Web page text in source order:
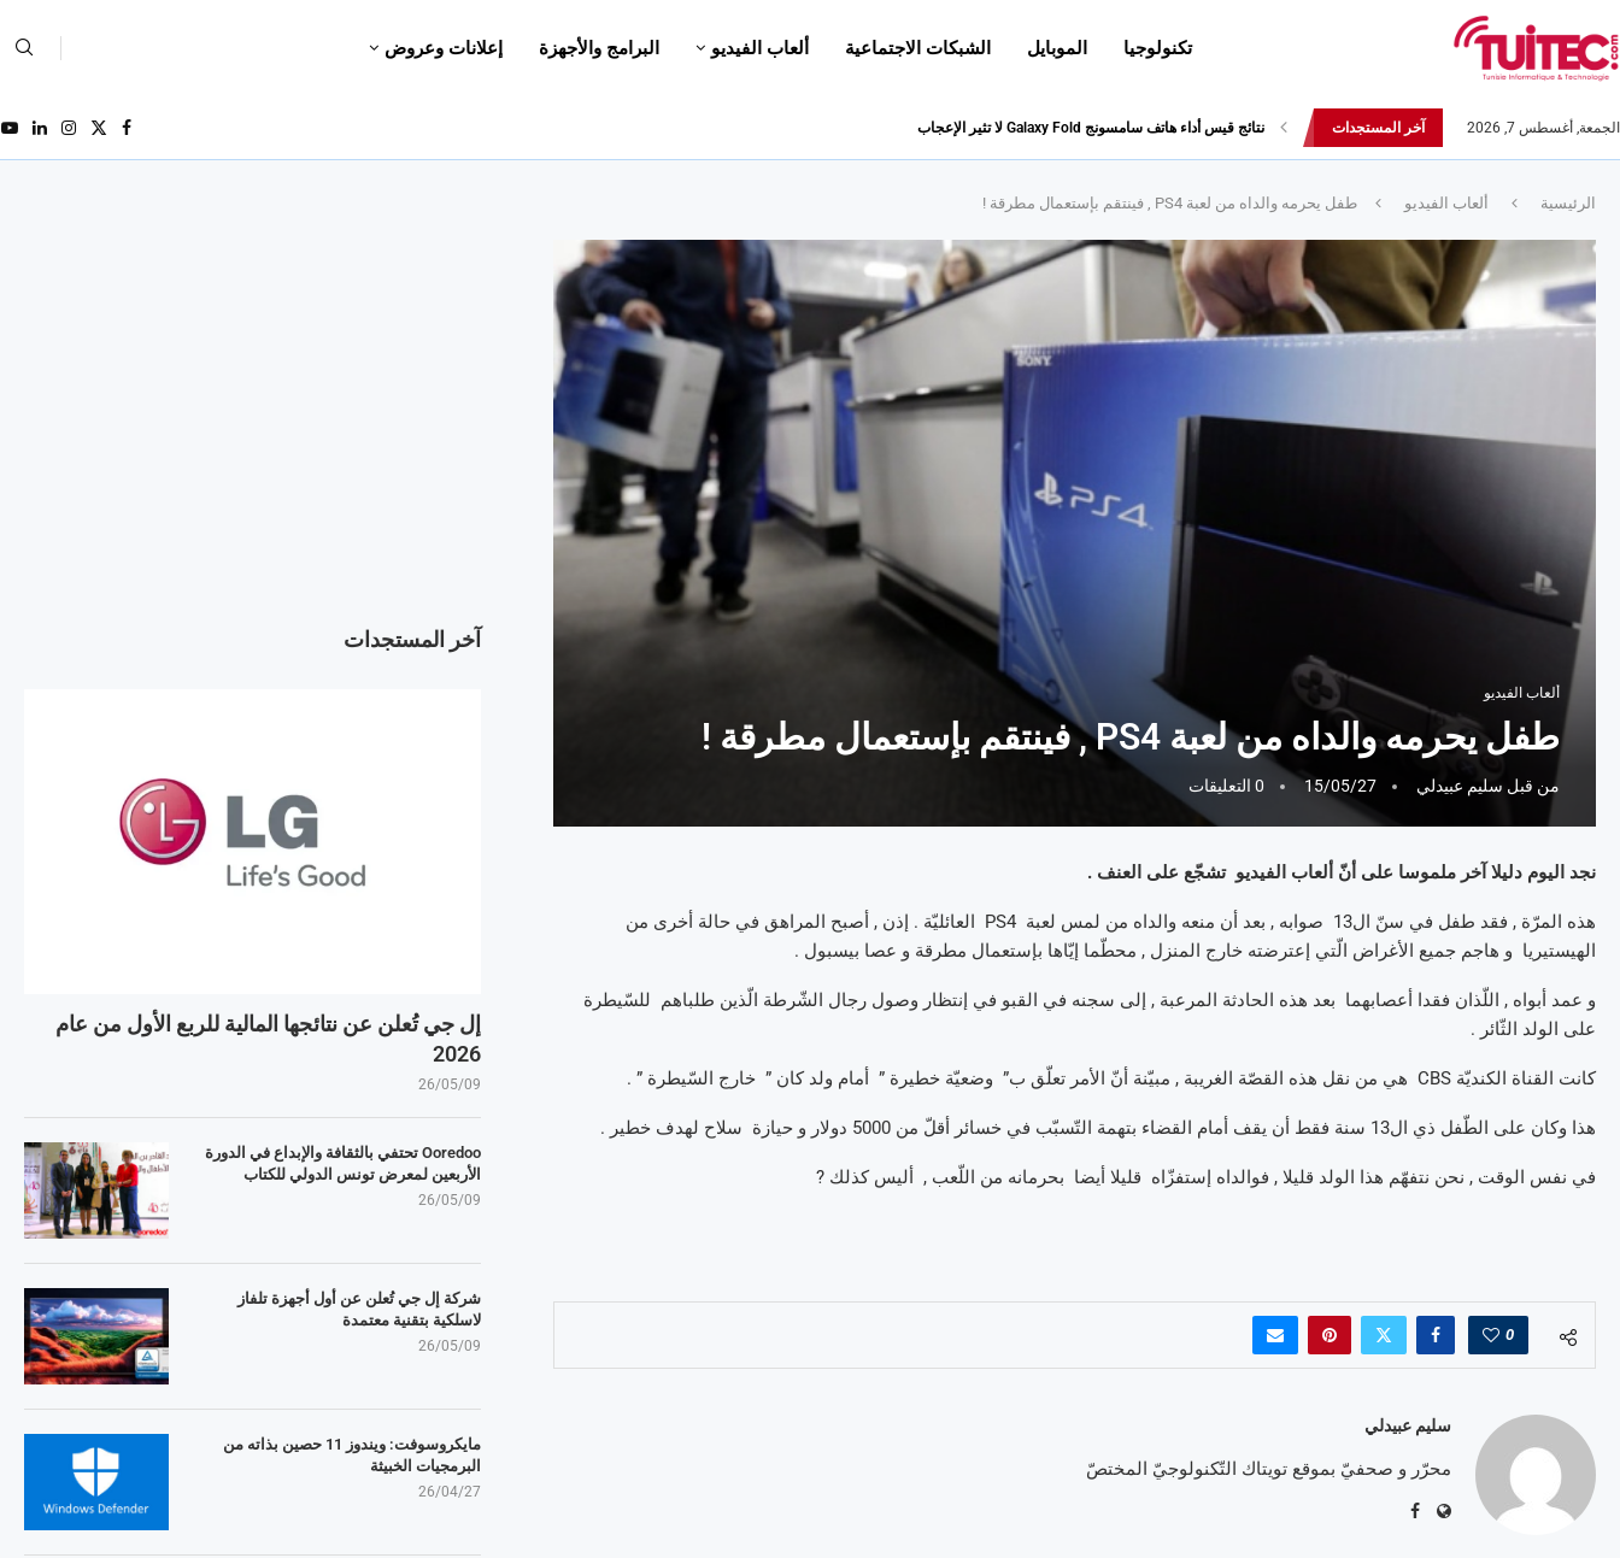
تكنولوجيا الموبايل الشبكات الاجتماعية ألعاب الفيديو البرامج والأجهزة إعلانات وعروض
الجمعة, أغسطس 7, 2026 آخر المستجدات نتائج قيس أداء هاتف سامسونج Galaxy Fold لا تثير الإعجاب
الرئيسية ألعاب الفيديو طفل يحرمه والداه من لعبة PS4 , فينتقم بإستعمال مطرقة !
ألعاب الفيديو
طفل يحرمه والداه من لعبة PS4 , فينتقم بإستعمال مطرقة !
من قبل سليم عبيدلي 15/05/27 0 التعليقات
نجد اليوم دليلا آخر ملموسا على أنّ ألعاب الفيديو تشجّع على العنف .
هذه المرّة , فقد طفل في سنّ ال13 صوابه , بعد أن منعه والداه من لمس لعبة PS4 العائليّة . إذن , أصبح المراهق في حالة أخرى من
الهيستيريا و هاجم جميع الأغراض الّتي إعترضته خارج المنزل , محطّما إيّاها بإستعمال مطرقة و عصا بيسبول .
و عمد أبواه , اللّذان فقدا أعصابهما بعد هذه الحادثة المرعبة , إلى سجنه في القبو في إنتظار وصول رجال الشّرطة الّذين طلباهم للسّيطرة
على الولد الثّائر .
كانت القناة الكنديّة CBS هي من نقل هذه القصّة الغريبة , مبيّنة أنّ الأمر تعلّق ب” وضعيّة خطيرة ” أمام ولد كان ” خارج السّيطرة ” .
هذا وكان على الطّفل ذي ال13 سنة فقط أن يقف أمام القضاء بتهمة التّسبّب في خسائر أقلّ من 5000 دولار و حيازة سلاح لهدف خطير .
في نفس الوقت , نحن نتفهّم هذا الولد قليلا , فوالداه إستفزّاه قليلا أيضا بحرمانه من اللّعب , أليس كذلك ?
0
سليم عبيدلي
محرّر و صحفيّ بموقع تويتاك التّكنولوجيّ المختصّ
آخر المستجدات
إل جي تُعلن عن نتائجها المالية للربع الأول من عام
2026
26/05/09
Ooredoo تحتفي بالثقافة والإبداع في الدورة
الأربعين لمعرض تونس الدولي للكتاب
26/05/09
شركة إل جي تُعلن عن أول أجهزة تلفاز
لاسلكية بتقنية معتمدة
26/05/09
مايكروسوفت: ويندوز 11 حصين بذاته من
البرمجيات الخبيثة
26/04/27